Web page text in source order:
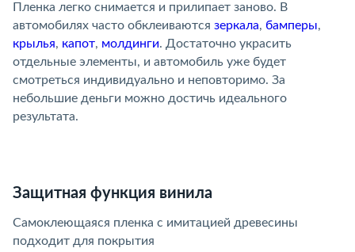
Пленка легко снимается и прилипает заново. В
автомобилях часто обклеиваются зеркала, бамперы,
крылья, капот, молдинги. Достаточно украсить
отдельные элементы, и автомобиль уже будет
смотреться индивидуально и неповторимо. За
небольшие деньги можно достичь идеального
результата.
Защитная функция винила
Самоклеющаяся пленка с имитацией древесины
подходит для покрытия